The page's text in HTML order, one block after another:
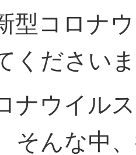
型コロナ
ください
ナウイル
そんな中